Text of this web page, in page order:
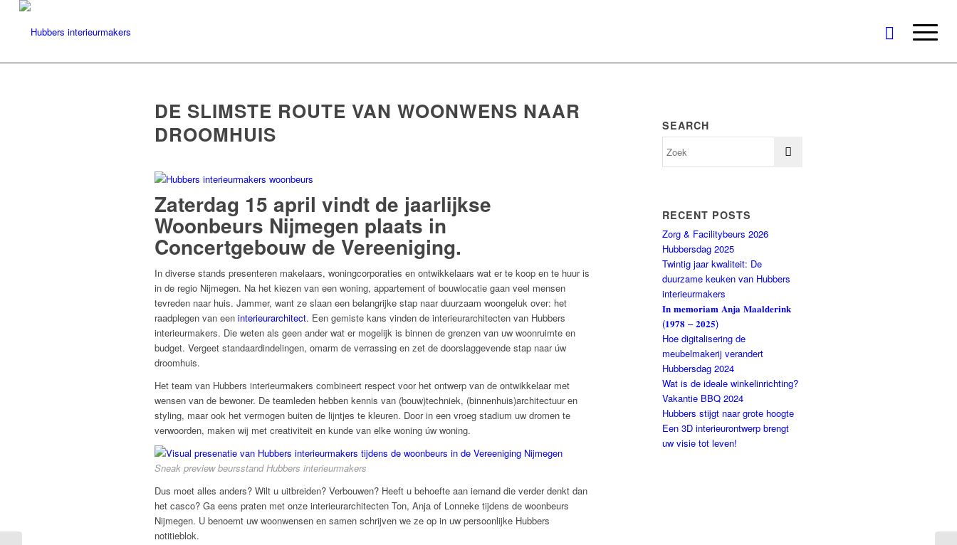
DE SLIMSTE ROUTE VAN WOONWENS NAAR
DROOMHUIS
Zaterdag 15 april vindt de jaarlijkse
Woonbeurs Nijmegen plaats in
Concertgebouw de Vereeniging.
In diverse stands presenteren makelaars, woningcorporaties en ontwikkelaars wat er te koop en te huur is
in de regio Nijmegen. Na het kiezen van een woning, appartement of bouwlocatie gaan veel mensen
tevreden naar huis. Jammer, want ze slaan een belangrijke stap naar duurzaam woongeluk over: het
raadplegen van een interieurarchitect. Een gemiste kans vinden de interieurarchitecten van Hubbers
interieurmakers. Die weten als geen ander wat er mogelijk is binnen de grenzen van uw woonruimte en
budget. Vergeet standaardindelingen, omarm de verrassing en zet de doorslaggevende stap naar úw
droomhuis.
Het team van Hubbers interieurmakers combineert respect voor het ontwerp van de ontwikkelaar met
wensen van de bewoner. De teamleden hebben kennis van (bouw)techniek, (binnenhuis)architectuur en
styling, maar ook het vermogen buiten de lijntjes te kleuren. Door in een vroeg stadium uw dromen te
verwoorden, maken wij met creativiteit en kunde van elke woning úw woning.
Sneak preview beursstand Hubbers interieurmakers
Dus moet alles anders? Wilt u uitbreiden? Verbouwen? Heeft u behoefte aan iemand die verder denkt dan
het casco? Ga eens praten met onze interieurarchitecten Ton, Anja of Lonneke tijdens de woonbeurs
Nijmegen. U benoemt uw woonwensen en samen schrijven we ze op in uw persoonlijke Hubbers
notitieblok.
SEARCH
RECENT POSTS
Zorg & Facilitybeurs 2026
Hubbersdag 2025
Twintig jaar kwaliteit: De
duurzame keuken van Hubbers
interieurmakers
𝐈𝐧 𝐦𝐞𝐦𝐨𝐫𝐢𝐚𝐦 𝐀𝐧𝐣𝐚 𝐌𝐚𝐚𝐥𝐝𝐞𝐫𝐢𝐧𝐤
(𝟏𝟗𝟕𝟖 – 𝟐𝟎𝟐𝟓)
Hoe digitalisering de
meubelmakerij verandert
Hubbersdag 2024
Wat is de ideale winkelinrichting?
Vakantie BBQ 2024
Hubbers stijgt naar grote hoogte
Een 3D interieurontwerp brengt
uw visie tot leven!